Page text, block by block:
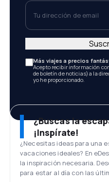
Tu dirección de email
Más viajes a precios
Acepto recibir información
de boletín de noticias) a la
yo he proporcionado.
¿Buscas la
¡Inspírate!
¿Necesitas ideas para una
vacaciones ideales? En
la inspiración necesaria.
para estar al día con las